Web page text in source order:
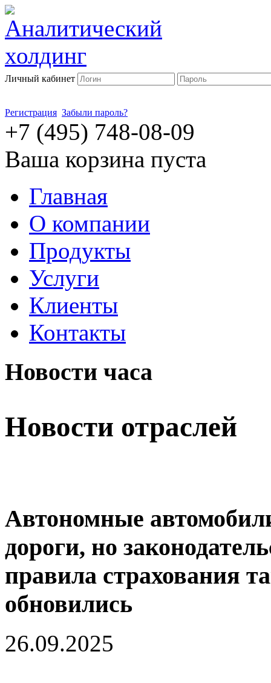
Личный кабинет
Регистрация Забыли пароль?
+7 (495) 748-08-09
Ваша корзина пуста
Главная
О компании
Продукты
Услуги
Клиенты
Контакты
Новости часа
Новости отраслей
Автономные
дороги, но
правила страхования
обновились
26.09.2025